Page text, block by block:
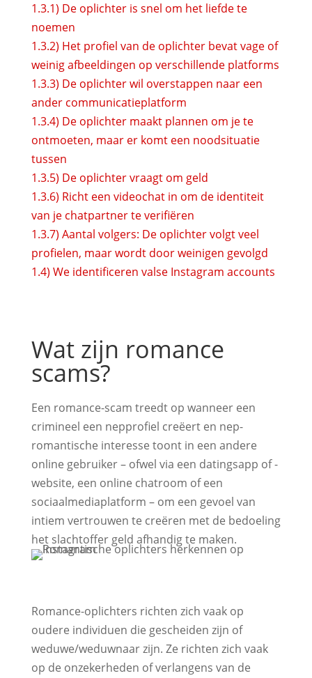
1.3.1) De oplichter is snel om het liefde te
noemen
1.3.2) Het profiel van de oplichter bevat vage of
weinig afbeeldingen op verschillende platforms
1.3.3) De oplichter wil overstappen naar een
ander communicatieplatform
1.3.4) De oplichter maakt plannen om je te
ontmoeten, maar er komt een noodsituatie
tussen
1.3.5) De oplichter vraagt om geld
1.3.6) Richt een videochat in om de identiteit
van je chatpartner te verifiëren
1.3.7) Aantal volgers: De oplichter volgt veel
profielen, maar wordt door weinigen gevolgd
1.4) We identificeren valse Instagram accounts
Wat zijn romance
scams?
Een romance-scam treedt op wanneer een
crimineel een nepprofiel creëert en nep-
romantische interesse toont in een andere
online gebruiker – ofwel via een datingsapp of -
website, een online chatroom of een
sociaalmediaplatform – om een gevoel van
intiem vertrouwen te creëren met de bedoeling
het slachtoffer geld afhandig te maken.
Romance-oplichters richten zich vaak op
oudere individuen die gescheiden zijn of
weduwe/weduwnaar zijn. Ze richten zich vaak
op de onzekerheden of verlangens van de